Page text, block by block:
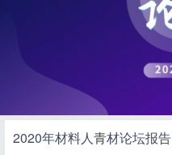
2020年材料人青材论坛报告